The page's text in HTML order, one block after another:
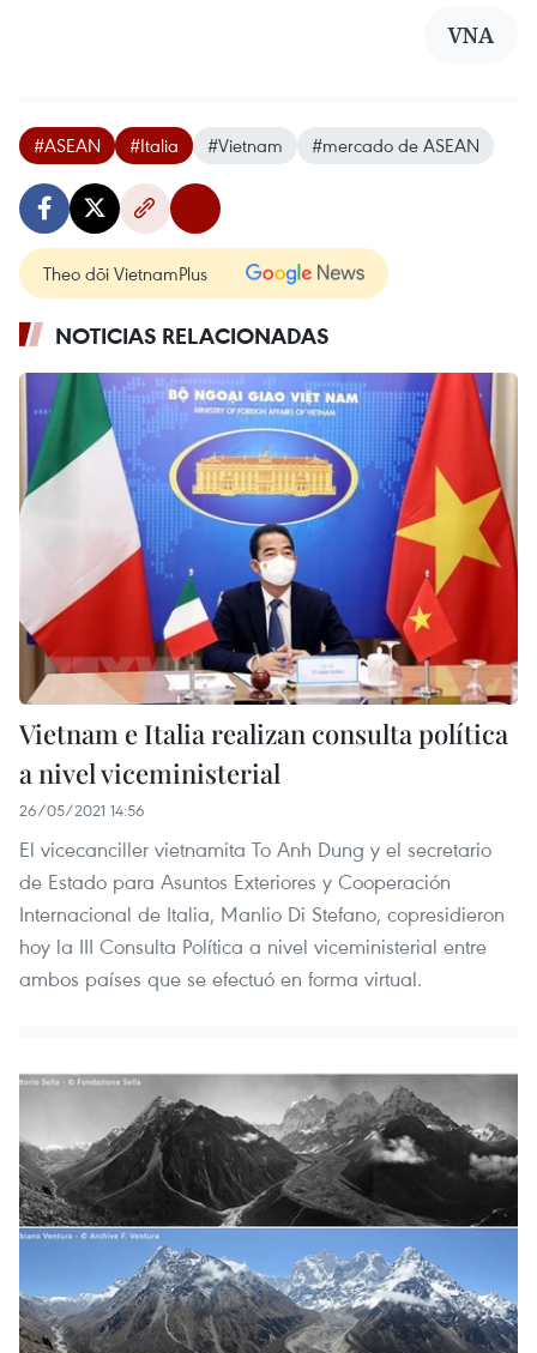
VNA
#ASEAN #Italia #Vietnam #mercado de ASEAN
Theo dõi VietnamPlus
NOTICIAS RELACIONADAS
Vietnam e Italia realizan consulta política
a nivel viceministerial
26/05/2021 14:56
El vicecanciller vietnamita To Anh Dung y el secretario
de Estado para Asuntos Exteriores y Cooperación
Internacional de Italia, Manlio Di Stefano, copresidieron
hoy la III Consulta Política a nivel viceministerial entre
ambos países que se efectuó en forma virtual.